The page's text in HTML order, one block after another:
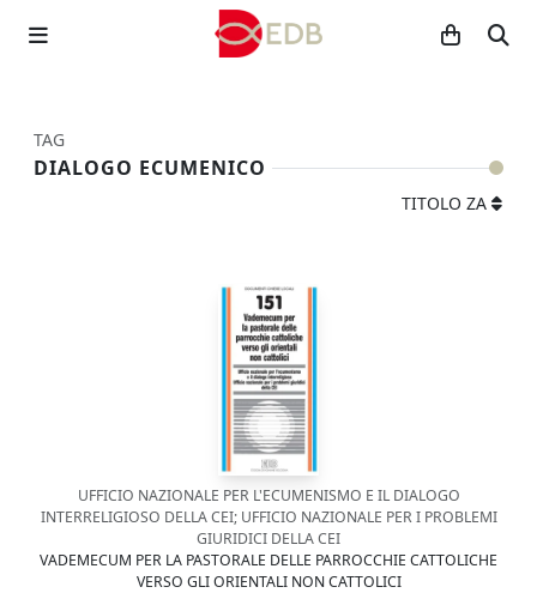
TAG
DIALOGO ECUMENICO
TITOLO ZA
UFFICIO NAZIONALE PER L'ECUMENISMO E IL DIALOGO
INTERRELIGIOSO DELLA CEI; UFFICIO NAZIONALE PER I PROBLEMI
GIURIDICI DELLA CEI
VADEMECUM PER LA PASTORALE DELLE PARROCCHIE CATTOLICHE
VERSO GLI ORIENTALI NON CATTOLICI